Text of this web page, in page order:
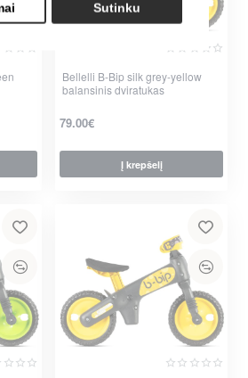
Sutinku
Bellelli B-Bip silk grey-yellow
balansinis dviratukas
79.00€
Į krepšelį